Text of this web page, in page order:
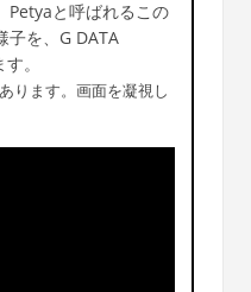
Petyaと呼ばれるこの
子を、G DATA
。
ります。画面を凝視し